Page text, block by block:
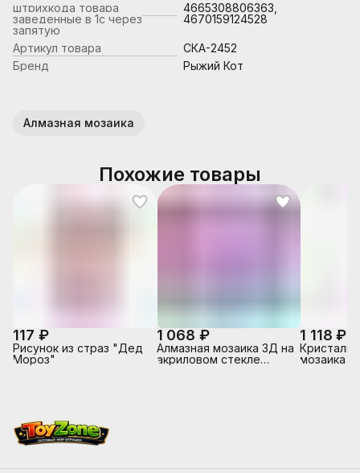
штрихкода товара
заведенные в 1с через
запятую
4665308806363,
4670159124528
Артикул товара
СКА-2452
Бренд
Рыжий Кот
Алмазная мозаика
Похожие товары
117 ₽
Рисунок из страз "Дед
Мороз"
1 068 ₽
Алмазная мозаика 3Д на
акриловом стекле
1 118 ₽
мозаика